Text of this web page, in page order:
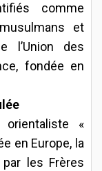
comme
et
l’Union des
fondée en
orientaliste «
en Europe, la
les Frères